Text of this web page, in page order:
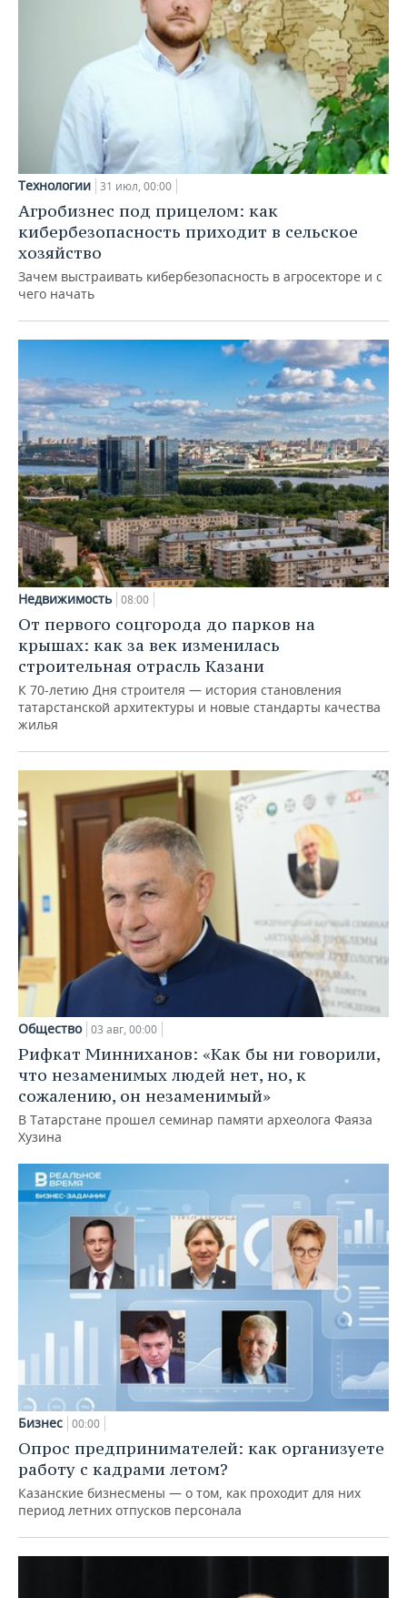
Технологии 31 июл, 00:00
Агробизнес под прицелом: как
кибербезопасность приходит в сельское
хозяйство
Зачем выстраивать кибербезопасность в агросекторе и с
чего начать
Недвижимость 08:00
От первого соцгорода до парков на
крышах: как за век изменилась
строительная отрасль Казани
К 70-летию Дня строителя — история становления
татарстанской архитектуры и новые стандарты качества
жилья
Общество 03 авг, 00:00
Рифкат Минниханов: «Как бы ни говорили,
что незаменимых людей нет, но, к
сожалению, он незаменимый»
В Татарстане прошел семинар памяти археолога Фаяза
Хузина
Бизнес 00:00
Опрос предпринимателей: как организуете
работу с кадрами летом?
Казанские бизнесмены — о том, как проходит для них
период летних отпусков персонала